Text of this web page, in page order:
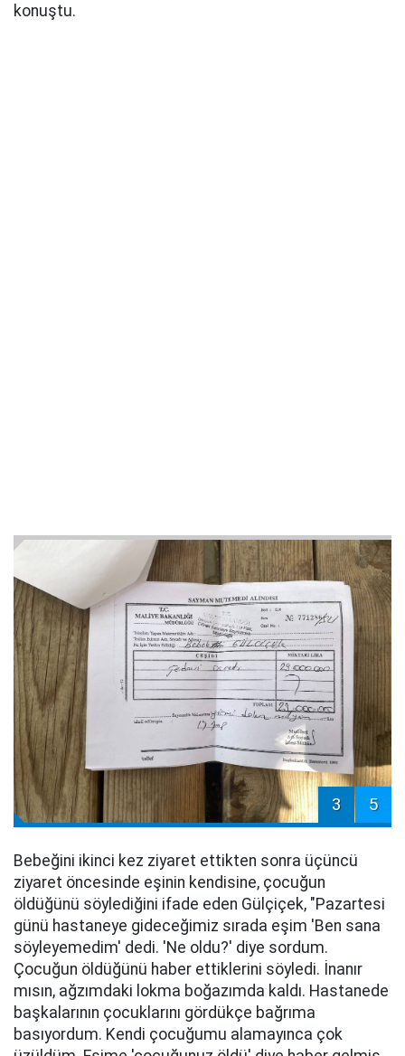
konuştu.
3 5
Bebeğini ikinci kez ziyaret ettikten sonra üçüncü
ziyaret öncesinde eşinin kendisine, çocuğun
öldüğünü söylediğini ifade eden Gülçiçek, "Pazartesi
günü hastaneye gideceğimiz sırada eşim 'Ben sana
söyleyemedim' dedi. 'Ne oldu?' diye sordum.
Çocuğun öldüğünü haber ettiklerini söyledi. İnanır
mısın, ağzımdaki lokma boğazımda kaldı. Hastanede
başkalarının çocuklarını gördükçe bağrıma
basıyordum. Kendi çocuğumu alamayınca çok